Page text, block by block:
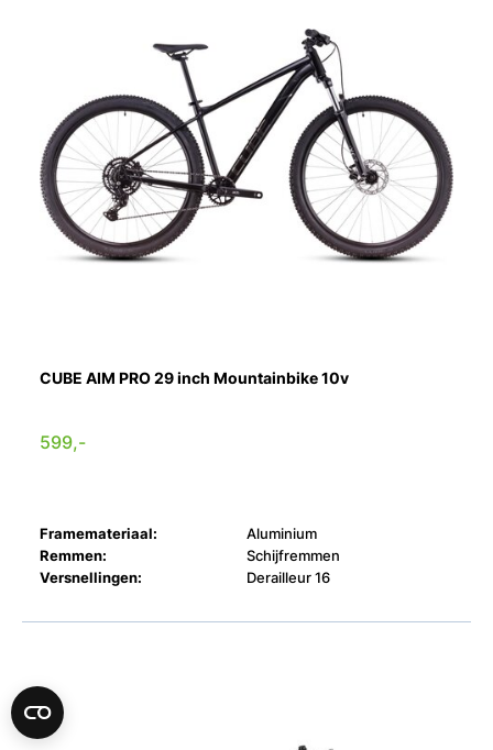
CUBE AIM PRO 29 inch Mountainbike 10v
599,-
Framemateriaal:
Aluminium
Remmen:
Schijfremmen
Versnellingen:
Derailleur 16